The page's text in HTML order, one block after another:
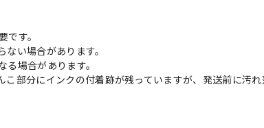
です。
ない場合があります。
る場合があります。
こ部分にインクの付着跡が残っていますが、発送前に汚